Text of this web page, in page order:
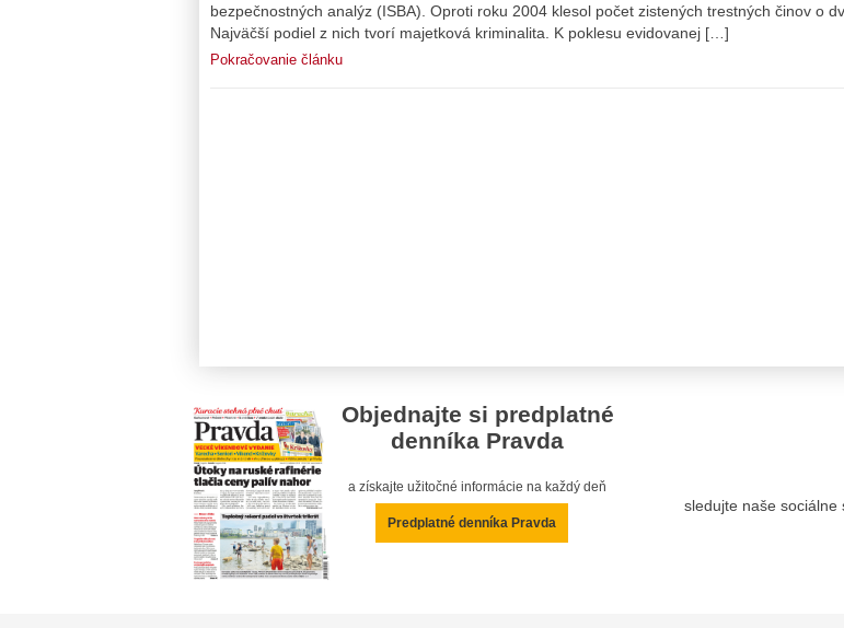
bezpečnostných analýz (ISBA). Oproti roku 2004 klesol počet zistených trestných činov o
Najväčší podiel z nich tvorí majetková kriminalita. K poklesu evidovanej […]
Pokračovanie článku
Objednajte si predplatné
denníka Pravda
a získajte užitočné informácie na každý deň
Predplatné denníka Pravda
sledujte naše sociálne